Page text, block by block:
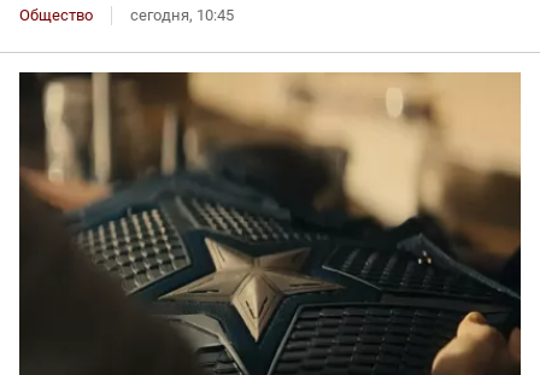
Общество сегодня, 10:45